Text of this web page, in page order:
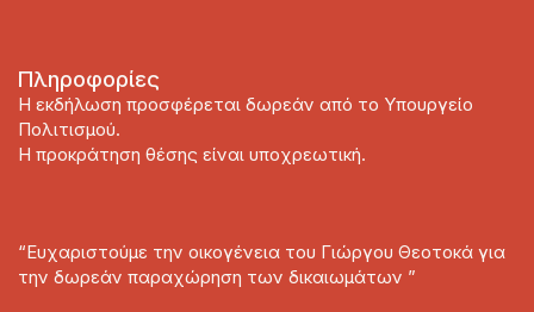
Πληροφορίες
Η εκδήλωση προσφέρεται δωρεάν από το Υπουργείο
Πολιτισμού.
Η προκράτηση θέσης είναι υποχρεωτική.
“Ευχαριστούμε την οικογένεια του Γιώργου Θεοτοκά για
την δωρεάν παραχώρηση των δικαιωμάτων ”